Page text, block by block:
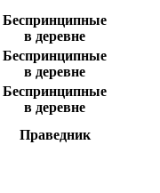
Беспринципные
в деревне
Беспринципные
в деревне
Беспринципные
в деревне
Праведник